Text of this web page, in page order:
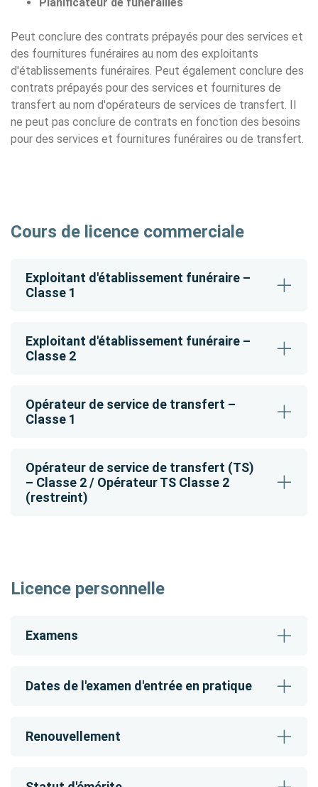
Peut conclure des contrats prépayés pour des services et
des fournitures funéraires au nom des exploitants
d'établissements funéraires. Peut également conclure des
contrats prépayés pour des services et fournitures de
transfert au nom d'opérateurs de services de transfert. Il
ne peut pas conclure de contrats en fonction des besoins
pour des services et fournitures funéraires ou de transfert.
Cours de licence commerciale
Exploitant d'établissement funéraire –
Classe 1
Exploitant d'établissement funéraire –
Classe 2
Opérateur de service de transfert –
Classe 1
Opérateur de service de transfert (TS)
– Classe 2 / Opérateur TS Classe 2
(restreint)
Licence personnelle
Examens
Dates de l'examen d'entrée en pratique
Renouvellement